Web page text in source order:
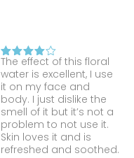
Note4
sur 5
The effect of this floral
water is excellent, I use
it on my face and
body. I just dislike the
smell of it but it’s not a
problem to not use it.
Skin loves it and is
refreshed and soothed.